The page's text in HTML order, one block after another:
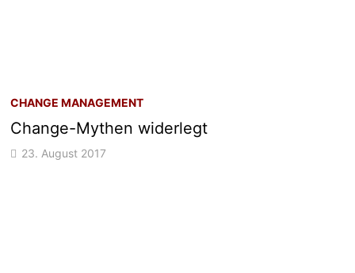
CHANGE MANAGEMENT
Change-Mythen widerlegt
23. August 2017